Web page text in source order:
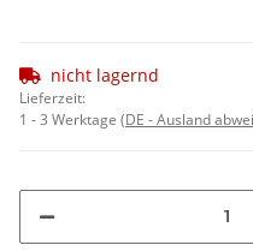
nicht lagernd
Lieferzeit:
1 - 3 Werktage (DE - Ausland